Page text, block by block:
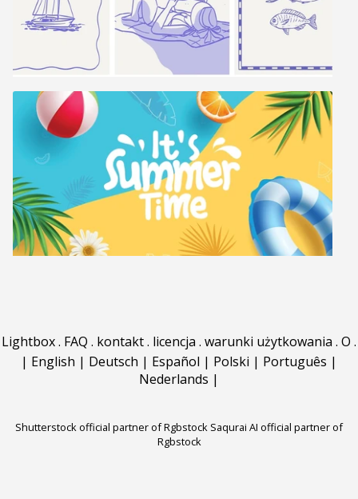
Lightbox. FAQ . kontakt. licencja . warunki użytkowania . O .
| English | Deutsch | Español | Polski | Português |
Nederlands |
Shutterstock official partner of Rgbstock Saqurai AI official partner of
Rgbstock